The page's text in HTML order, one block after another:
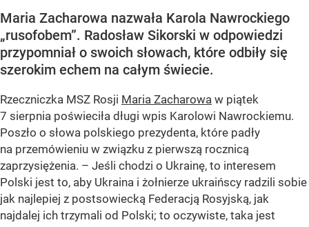
Maria Zacharowa nazwała Karola Nawrockiego
„rusofobem”. Radosław Sikorski w odpowiedzi
przypomniał o swoich słowach, które odbiły się
szerokim echem na całym świecie.
Rzeczniczka MSZ Rosji Maria Zacharowa w piątek
7 sierpnia poświeciła długi wpis Karolowi Nawrockiemu.
Poszło o słowa polskiego prezydenta, które padły
na przemówieniu w związku z pierwszą rocznicą
zaprzysiężenia. – Jeśli chodzi o Ukrainę, to interesem
Polski jest to, aby Ukraina i żołnierze ukraińscy radzili sobie
jak najlepiej z postsowiecką Federacją Rosyjską, jak
najdalej ich trzymali od Polski; to oczywiste, taka jest